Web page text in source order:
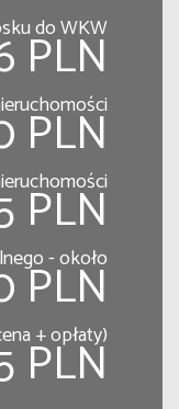
do WKW
PLN
PLN
PLN
- około
PLN
+ opłaty)
PLN